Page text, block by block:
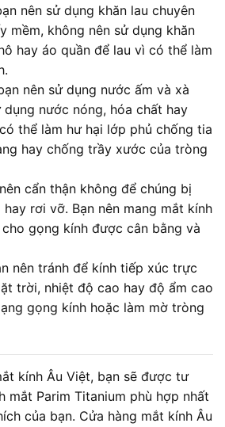
nên sử dụng khăn lau chuyên
mềm, không nên sử dụng khăn
hay áo quần để lau vì có thể làm
nên sử dụng nước ấm và xà
dụng nước nóng, hóa chất hay
thể làm hư hại lớp phủ chống tia
hay chống trầy xước của tròng
cẩn thận không để chúng bị
rơi vỡ. Bạn nên mang mắt kính
gọng kính được cân bằng và
nên tránh để kính tiếp xúc trực
trời, nhiệt độ cao hay độ ẩm cao
gọng kính hoặc làm mờ tròng
kính Âu Việt, bạn sẽ được tư
mắt Parim Titanium phù hợp nhất
của bạn. Cửa hàng mắt kính Âu